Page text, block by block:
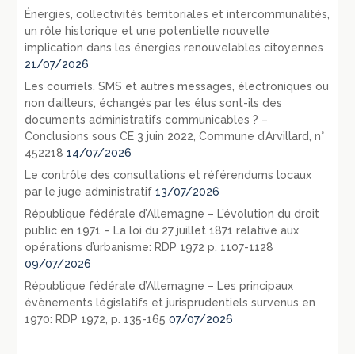
Énergies, collectivités territoriales et intercommunalités,
un rôle historique et une potentielle nouvelle
implication dans les énergies renouvelables citoyennes
21/07/2026
Les courriels, SMS et autres messages, électroniques ou
non d’ailleurs, échangés par les élus sont-ils des
documents administratifs communicables ? –
Conclusions sous CE 3 juin 2022, Commune d’Arvillard, n°
452218 14/07/2026
Le contrôle des consultations et référendums locaux
par le juge administratif 13/07/2026
République fédérale d’Allemagne – L’évolution du droit
public en 1971 – La loi du 27 juillet 1871 relative aux
opérations d’urbanisme: RDP 1972 p. 1107-1128
09/07/2026
République fédérale d’Allemagne – Les principaux
évènements législatifs et jurisprudentiels survenus en
1970: RDP 1972, p. 135-165 07/07/2026